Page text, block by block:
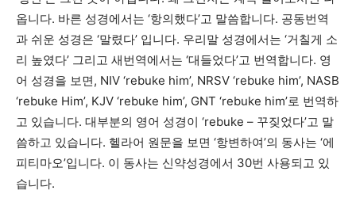
옵니다. 바른 성경에서는 ‘항의했다’고 말씀합니다. 공동번역
과 쉬운 성경은 ‘말렸다’ 입니다. 우리말 성경에서는 ‘거칠게 소
리 높였다’ 그리고 새번역에서는 ‘대들었다’고 번역합니다. 영
어 성경을 보면, NIV ‘rebuke him’, NRSV ‘rebuke him’, NASB
‘rebuke Him’, KJV ‘rebuke him’, GNT ‘rebuke him’로 번역하
고 있습니다. 대부분의 영어 성경이 ‘rebuke – 꾸짖었다’고 말
씀하고 있습니다. 헬라어 원문을 보면 ‘항변하여’의 동사는 ‘에
피티마오’입니다. 이 동사는 신약성경에서 30번 사용되고 있
습니다.